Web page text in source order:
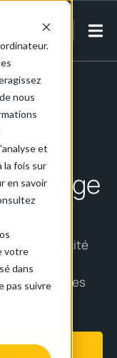
nous
et
la fois sur
en savoir
votre
dans
pas suivre
FR-FR
aident les
l’efficacité
du
croissantes